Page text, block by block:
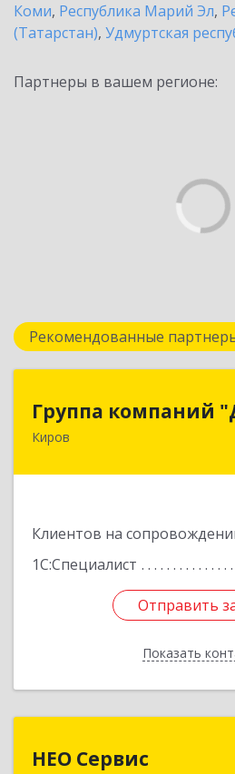
Коми, Республика Марий Эл,
(Татарстан), Удмуртская
Партнеры в вашем регионе:
Рекомендованные
Группа компаний
Киров
Клиентов на
1С:Специалист
Отправить
Показать
Группа
610017, Кировская обл,
Отправить
Назад
НЕО Сервис